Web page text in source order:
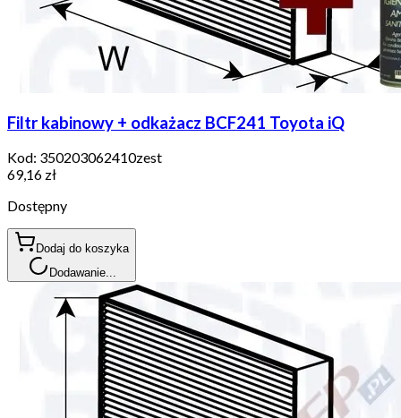
Filtr kabinowy + odkażacz BCF241 Toyota iQ
Kod: 350203062410zest
69,16 zł
Dostępny
Dodaj do koszyka
Dodawanie...